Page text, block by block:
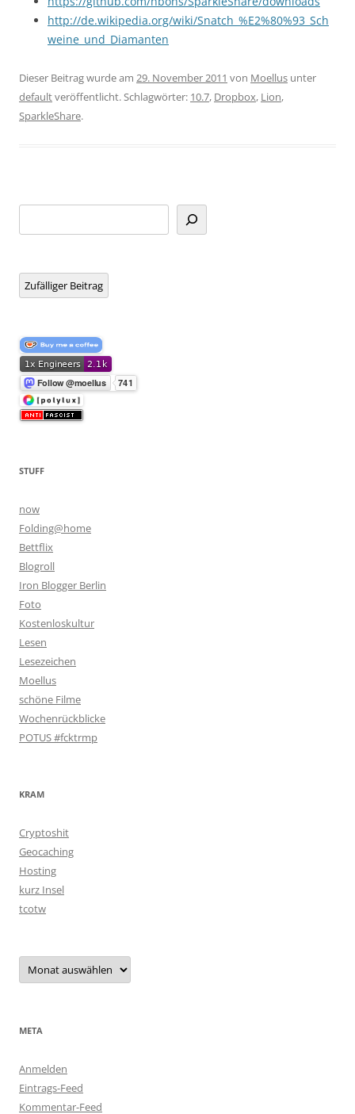
http://de.wikipedia.org/wiki/Snatch_%E2%80%93_Sch
weine_und_Diamanten
Dieser Beitrag wurde am 29. November 2011 von Moellus unter
defaultveröffentlicht. Schlagwörter: 10.7, Dropbox, Lion,
SparkleShare.
Zufälliger Beitrag
STUFF
now
Folding@home
Bettflix
Blogroll
Iron Blogger Berlin
Foto
Kostenloskultur
Lesen
Lesezeichen
Moellus
schöne Filme
Wochenrückblicke
POTUS #fcktrmp
KRAM
Cryptoshit
Geocaching
Hosting
kurz Insel
tcotw
Archiv
META
Anmelden
Eintrags-Feed
Kommentar-Feed